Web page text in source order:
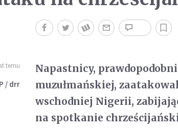
temu
/ drr
Napastnicy,
muzułmańskiej,
wschodniej Nigerii,
na spotkanie